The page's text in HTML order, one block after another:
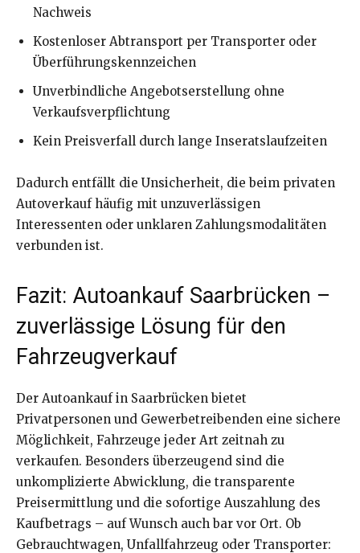
Nachweis
Kostenloser Abtransport per Transporter oder
Überführungskennzeichen
Unverbindliche Angebotserstellung ohne
Verkaufsverpflichtung
Kein Preisverfall durch lange Inseratslaufzeiten
Dadurch entfällt die Unsicherheit, die beim privaten
Autoverkauf häufig mit unzuverlässigen
Interessenten oder unklaren Zahlungsmodalitäten
verbunden ist.
Fazit: Autoankauf Saarbrücken –
zuverlässige Lösung für den
Fahrzeugverkauf
Der Autoankauf in Saarbrücken bietet
Privatpersonen und Gewerbetreibenden eine sichere
Möglichkeit, Fahrzeuge jeder Art zeitnah zu
verkaufen. Besonders überzeugend sind die
unkomplizierte Abwicklung, die transparente
Preisermittlung und die sofortige Auszahlung des
Kaufbetrags – auf Wunsch auch bar vor Ort. Ob
Gebrauchtwagen, Unfallfahrzeug oder Transporter: